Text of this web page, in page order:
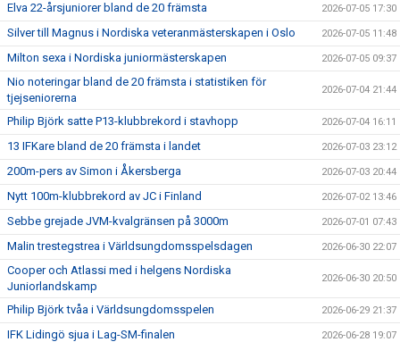
Elva 22-årsjuniorer bland de 20 främsta 2026-07-05 17:30
Silver till Magnus i Nordiska veteranmästerskapen i Oslo 2026-07-05 11:48
Milton sexa i Nordiska juniormästerskapen 2026-07-05 09:37
Nio noteringar bland de 20 främsta i statistiken för
tjejseniorerna
2026-07-04 21:44
Philip Björk satte P13-klubbrekord i stavhopp 2026-07-04 16:11
13 IFKare bland de 20 främsta i landet 2026-07-03 23:12
200m-pers av Simon i Åkersberga 2026-07-03 20:44
Nytt 100m-klubbrekord av JC i Finland 2026-07-02 13:46
Sebbe grejade JVM-kvalgränsen på 3000m 2026-07-01 07:43
Malin trestegstrea i Världsungdomsspelsdagen 2026-06-30 22:07
Cooper och Atlassi med i helgens Nordiska
Juniorlandskamp
2026-06-30 20:50
Philip Björk tvåa i Världsungdomsspelen 2026-06-29 21:37
IFK Lidingö sjua i Lag-SM-finalen 2026-06-28 19:07